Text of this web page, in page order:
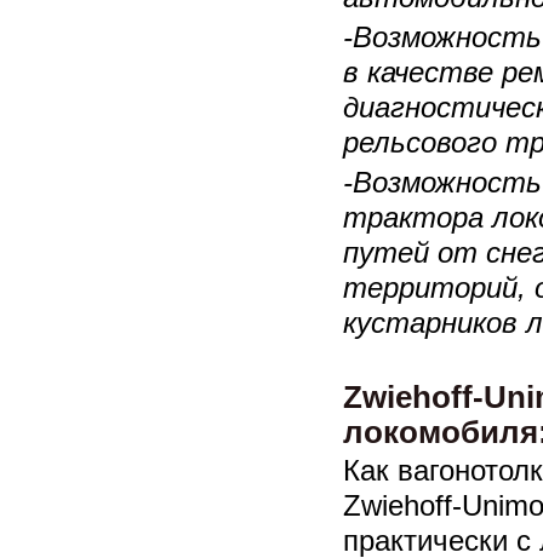
-Возможность
в качестве
рельсового
-Возможность
трактора
путей от
территорий,
кустарников
Zwiehoff-
Как
Zwiehoff-
практически